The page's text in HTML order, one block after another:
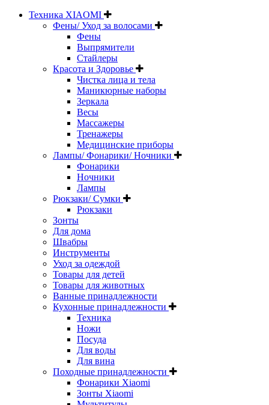
Техника XIAOMI
Фены/ Уход за волосами
Фены
Выпрямители
Стайлеры
Красота и Здоровье
Чистка лица и тела
Маникюрные наборы
Зеркала
Весы
Массажеры
Тренажеры
Медицинские приборы
Лампы/ Фонарики/ Ночники
Фонарики
Ночники
Лампы
Рюкзаки/ Сумки
Рюкзаки
Зонты
Для дома
Швабры
Инструменты
Уход за одеждой
Товары для детей
Товары для животных
Ванные принадлежности
Кухонные принадлежности
Техника
Ножи
Посуда
Для воды
Для вина
Походные принадлежности
Фонарики Xiaomi
Зонты Xiaomi